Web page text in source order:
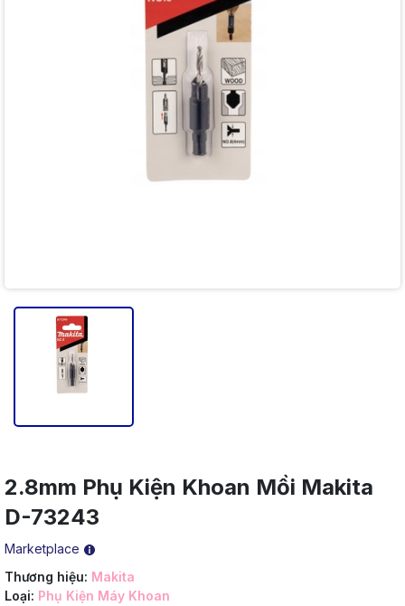
2.8mm Phụ Kiện Khoan Mồi Makita
D-73243
Marketplace
Thương hiệu: Makita
Loại: Phụ Kiện Máy Khoan